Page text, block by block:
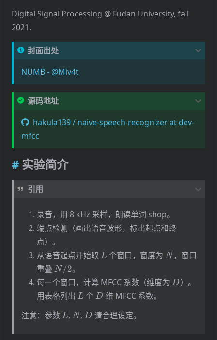
2.1 分帧计算短时平均幅度和短时过零率
2.3 利用短时平均幅度（低阈值）扩展区间
3 构造 Mel 滤波器组
5 生成 MFCC 系数
6.1 安装
Digital Signal Processing @ Fudan University, fall
2021.
封面出处
NUMB - @Miv4t
源码地址
hakula139 / naive-speech-recognizer at dev-
mfcc
实验简介
引用
录音，用 8 kHz 采样，朗读单词 shop。
端点检测（画出语音波形，标出起点和终
点）。
从语音起点开始取 L
L 个窗口，窗度为 N
N ，窗口
重叠 N/2
N /2。
每一个窗口，计算 MFCC 系数（维度为 D
D）。
用表格列出 L
L 个 D
D 维 MFCC 系数。
注意：参数 L
L, N
N,D
D 请合理设定。